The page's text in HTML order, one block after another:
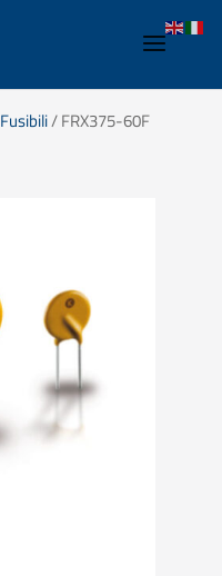
Fusibili/ FRX375-60F